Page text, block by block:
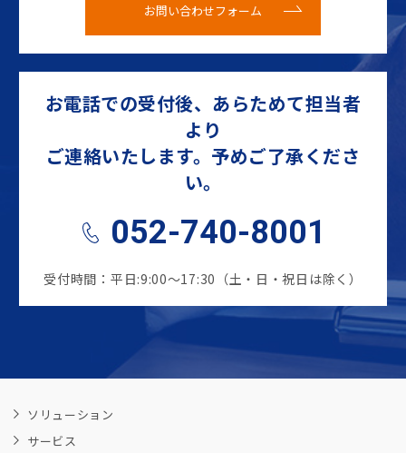
お問い合わせフォーム
お電話での受付後、あらためて担当者
より
ご連絡いたします。予めご了承くださ
い。
052-740-8001
受付時間：平日:9:00～17:30（土・日・祝日は除く）
ソリューション
サービス